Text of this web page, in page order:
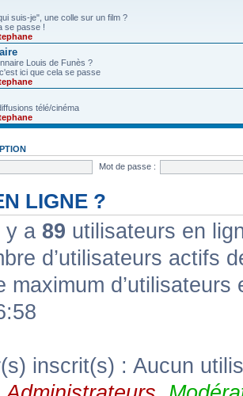
suis-je", une colle sur un film ?
se passe !
Louis de Funès ?
ici que cela se passe
télé/cinéma
Mot de passe :
LIGNE ?
y a 89 utilisateurs en
d’utilisateurs actifs
maximum
inscrit(s) : Aucun